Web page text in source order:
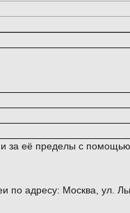
и за её пределы с
по адресу: Москва, ул.